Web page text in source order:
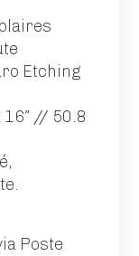
Etching
16″ // 50.8
Poste
Batman
200.00